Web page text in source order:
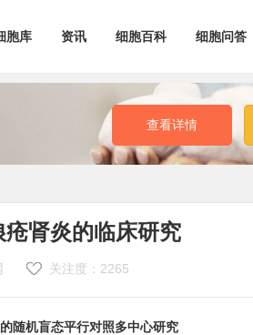
心肌梗死
黄斑变性
胞库 资讯 细胞百科 细胞问答
查看详情
肾炎的临床研究
关注度： 2265
随机盲态平行对照多中心研究